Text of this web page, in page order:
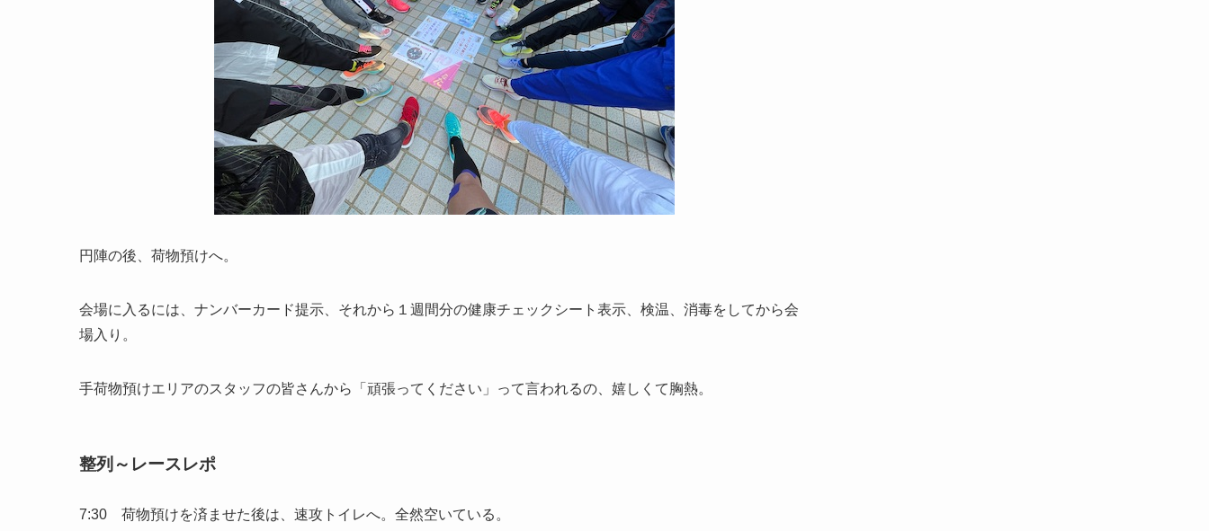
円陣の後、荷物預けへ。
会場に入るには、ナンバーカード提示、それから１週間分の健康チェックシート表示、検温、消毒をしてから会
場入り。
手荷物預けエリアのスタッフの皆さんから「頑張ってください」って言われるの、嬉しくて胸熱。
整列～レースレポ
7:30 荷物預けを済ませた後は、速攻トイレへ。全然空いている。